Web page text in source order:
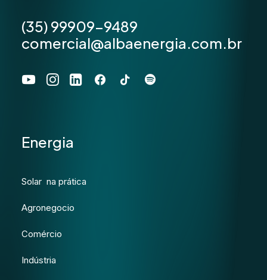
(35) 99909-9489
comercial@albaenergia.com.br
Energia
Solar na prática
Agronegocio
Comércio
Indústria